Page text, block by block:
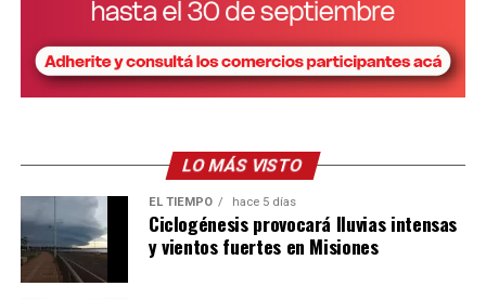
Para nosotros fue una experiencia impresionante”,
relató.
Además de las clases teóricas, los jóvenes ya
preparación de suelos.
Para Skölfman, que habitualmente se desempeña en
diseño y planificación, la experiencia tiene un valor
especial:
LO MÁS VISTO
EL TIEMPO hace 5 días
Ciclogénesis provocará lluvias intensas
y vientos fuertes en Misiones